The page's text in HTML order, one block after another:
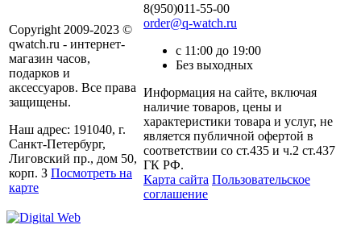
Copyright 2009-2023 ©
qwatch.ru - интернет-
магазин часов,
подарков и
аксессуаров. Все права
защищены.
Наш адрес: 191040, г.
Санкт-Петербург,
Лиговский пр., дом 50,
корп. З Посмотреть на
карте
8(950)011-55-00
order@q-watch.ru
с 11:00 до 19:00
Без выходных
Информация на сайте, включая
наличие товаров, цены и
характеристики товара и услуг, не
является публичной офертой в
соответствии со ст.435 и ч.2 ст.437
ГК РФ.
Карта сайта Пользовательское
соглашение